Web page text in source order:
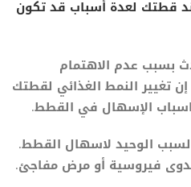
قطتك لعدة أسباب قد تكون
بسبب عدم الاهتمام
تغيير النمط الغذائي لقطتك
الإسهال في القطط.
الوحيد لاسهال القطط.
فيروسية أو مرض مفاجئ.